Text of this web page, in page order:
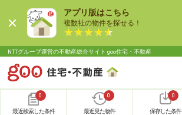
アプリ版はこちら
複数社の物件を探せる！
NTTグループ運営の不動産総合サイト goo住宅・不動産
0
最近検索した条件
0
最近見た物件
0
保存した条件